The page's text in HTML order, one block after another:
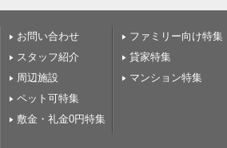
お問い合わせ
スタッフ紹介
周辺施設
ペット可特集
敷金・礼金0円特集
ファミリー向け特集
貸家特集
マンション特集